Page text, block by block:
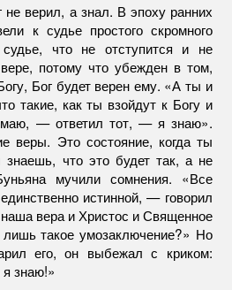
не верил, а знал. В эпоху ранних
к судье простого скромного
что не отступится и не
потому что убежден в том,
Бог будет верен ему. «А ты и
такие, как ты взойдут к Богу и
— ответил тот, — я знаю».
веры. Это состояние, когда ты
что это будет так, а не
мучили сомнения. «Все
истинной, — говорил
вера и Христос и Священное
такое умозаключение?» Но
его, он выбежал с криком:
знаю!»